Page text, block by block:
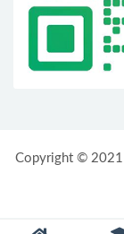
Copyright © 2021